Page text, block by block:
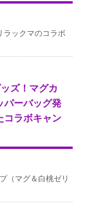
ラックマのコラボ
ズ！マグカ
パーバッグ発
ラボキャン
（マグ＆白桃ゼリ